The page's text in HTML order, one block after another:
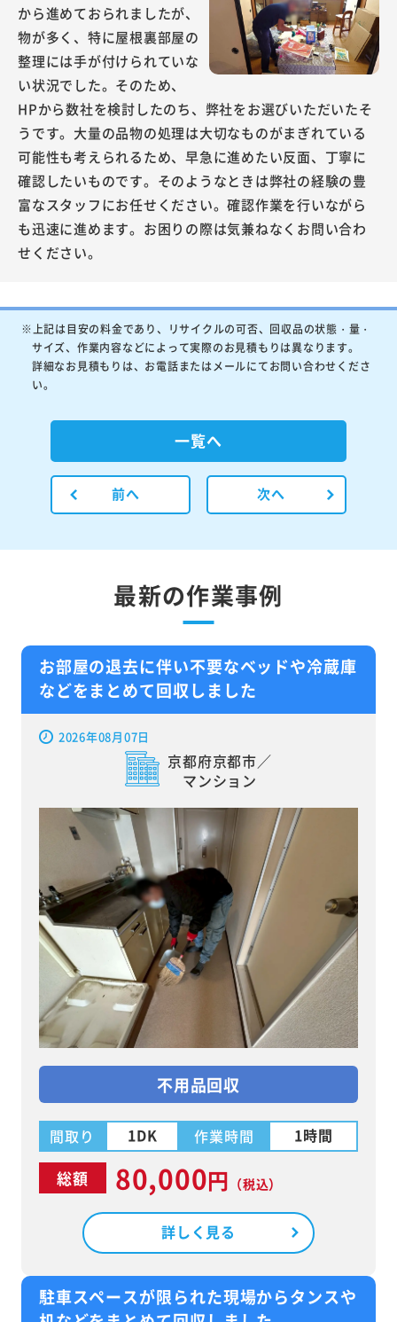
から進めておられましたが、
物が多く、特に屋根裏部屋の
整理には手が付けられていな
い状況でした。そのため、
HPから数社を検討したのち、弊社をお選びいただいたそ
うです。大量の品物の処理は大切なものがまぎれている
可能性も考えられるため、早急に進めたい反面、丁寧に
確認したいものです。そのようなときは弊社の経験の豊
富なスタッフにお任せください。確認作業を行いながら
も迅速に進めます。お困りの際は気兼ねなくお問い合わ
せください。
※上記は目安の料金であり、リサイクルの可否、回収品の状態・量・
サイズ、作業内容などによって実際のお見積もりは異なります。
詳細なお見積もりは、お電話またはメールにてお問い合わせくださ
い。
前へ
一覧へ
次へ
最新の作業事例
お部屋の退去に伴い不要なベッドや冷蔵庫
などをまとめて回収しました
2026年08月07日
京都府京都市／
マンション
不用品回収
間取り 1DK 作業時間 1時間
総額 80,000円 （税込）
詳しく見る
駐車スペースが限られた現場からタンスや